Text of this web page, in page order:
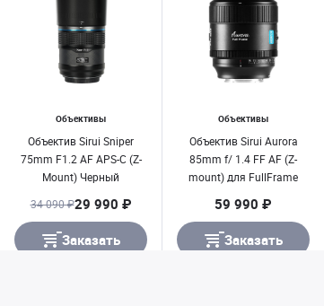
Объективы
Объектив Sirui Sniper
75mm F1.2 AF APS-C (Z-
Mount) Черный
34 090 ₽29 990 ₽
Заказать
Объективы
Объектив Sirui Aurora
85mm f/ 1.4 FF AF (Z-
mount) для FullFrame
59 990 ₽
Заказать